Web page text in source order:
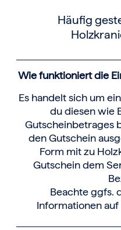
Häufig
Wie funktioniert die
Es handelt sich um
du diesen wie
Gutscheinbetrages
den Gutschein
Form mit zu
Gutschein dem
Beachte ggfs.
Informationen